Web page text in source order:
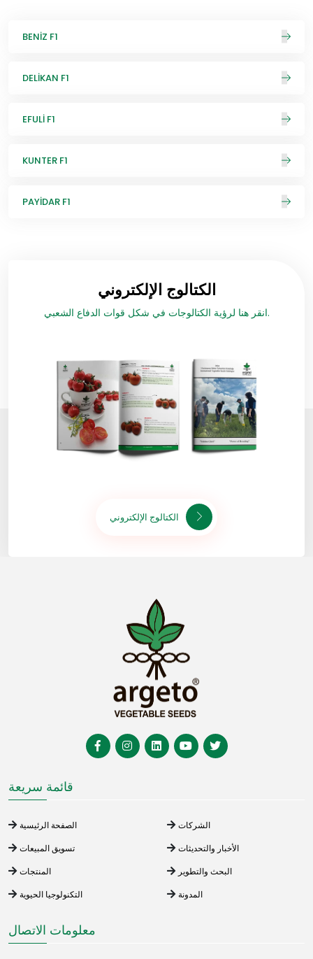
BENİZ F1
DELİKAN F1
EFULİ F1
KUNTER F1
PAYİDAR F1
الكتالوج الإلكتروني
انقر هنا لرؤية الكتالوجات في شكل قوات الدفاع الشعبي.
الكتالوج الإلكتروني
قائمة سريعة
الصفحة الرئيسية
الشركات
تسويق المبيعات
الأخبار والتحديثات
المنتجات
البحث والتطوير
التكنولوجيا الحيوية
المدونة
معلومات الاتصال